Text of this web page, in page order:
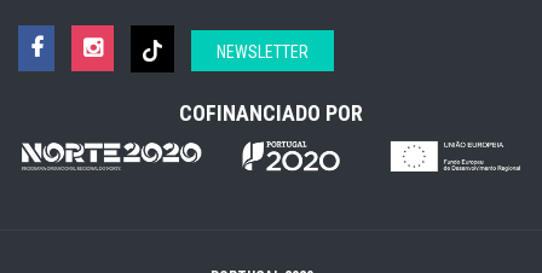
NEWSLETTER
COFINANCIADO POR